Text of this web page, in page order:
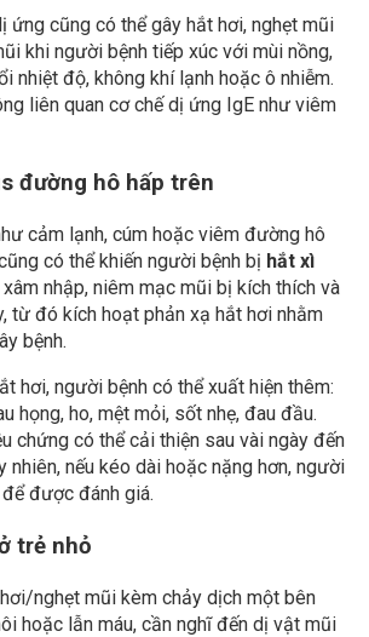
ứng cũng có thể gây hắt hơi, nghẹt mũi
khi người bệnh tiếp xúc với mùi nồng,
nhiệt độ, không khí lạnh hoặc ô nhiễm.
liên quan cơ chế dị ứng IgE như viêm
đường hô hấp trên
cảm lạnh, cúm hoặc viêm đường hô
có thể khiến người bệnh bị hắt xì
nhập, niêm mạc mũi bị kích thích và
từ đó kích hoạt phản xạ hắt hơi nhằm
bệnh.
hơi, người bệnh có thể xuất hiện thêm:
họng, ho, mệt mỏi, sốt nhẹ, đau đầu.
chứng có thể cải thiện sau vài ngày đến
nhiên, nếu kéo dài hoặc nặng hơn, người
được đánh giá.
trẻ nhỏ
nghẹt mũi kèm chảy dịch một bên
hoặc lẫn máu, cần nghĩ đến dị vật mũi